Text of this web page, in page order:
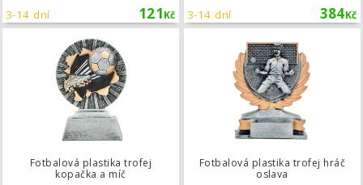
121Kč
3-14 dní 384Kč
3-14 dní
Fotbalová plastika trofej
kopačka a míč
Fotbalová plastika trofej hráč
oslava